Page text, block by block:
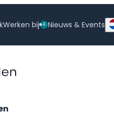
Werken bij 4 Nieuws & Events
Verkiezing Friese